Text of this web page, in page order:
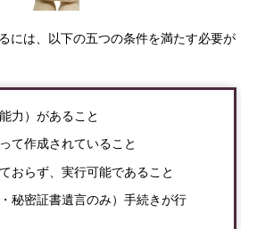
には、以下の五つの条件を満たす必要が
力）があること
て作成されていること
おらず、実行可能であること
秘密証書遺言のみ）手続きが行